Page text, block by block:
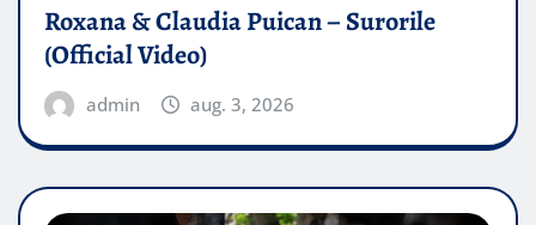
Roxana & Claudia Puican – Surorile
(Official Video)
admin aug. 3, 2026